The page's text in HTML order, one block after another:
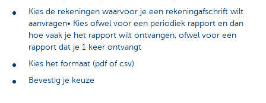
Kies de rekeningen waarvoor je een rekeningafschrift wilt
aanvragen• Kies ofwel voor een periodiek rapport en dan
hoe vaak je het rapport wilt ontvangen, ofwel voor een
rapport dat je 1 keer ontvangt
Kies het formaat (pdf of csv)
Bevestig je keuze